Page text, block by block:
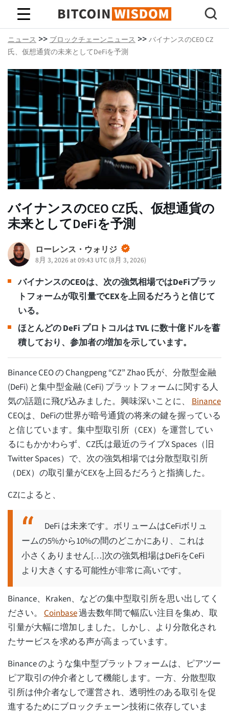
ビットコインの知恵
ニュース >> ブロックチェーンニュース >> バイナンスのCEO CZ
氏、仮想通貨の未来としてDeFiを予測
バイナンスのCEO CZ氏、仮想通貨の
未来としてDeFiを予測
ローレンス・ウォリジ
8月 3, 2026 at 09:43 UTC (8月 3, 2026)
バイナンスのCEOは、次の強気相場ではDeFiプラッ
トフォームが取引量でCEXを上回るだろうと信じて
いる。
ほとんどの DeFi プロトコルは TVL に数十億ドルを蓄
積しており、参加者の増加を示しています。
Binance CEO の Changpeng “CZ” Zhao 氏が、分散型金融
(DeFi) と集中型金融 (CeFi) プラットフォームに関する人
気の話題に飛び込みました。興味深いことに、 Binance
CEOは、DeFiの世界が暗号通貨の将来の鍵を握っている
と信じています。集中型取引所（CEX）を運営してい
るにもかかわらず、CZ氏は最近のライブX Spaces（旧
Twitter Spaces）で、次の強気相場では分散型取引所
（DEX）の取引量がCEXを上回るだろうと指摘した。
CZによると、
DeFi は未来です。ボリュームはCeFiボリュ
ームの5%から10%の間のどこかにあり、これは
小さくありません[…]次の強気相場はDeFiをCeFi
より大きくする可能性が非常に高いです。
Binance、Kraken、などの集中型取引所を思い出してく
ださい。 Coinbase過去数年間で幅広い注目を集め、取
引量が大幅に増加しました。しかし、より分散化され
たサービスを求める声が高まっています。
Binance のような集中型プラットフォームは、ピアツー
ピア取引の仲介者として機能します。一方、分散型取
引所は仲介者なしで運営され、透明性のある取引を促
進するためにブロックチェーン技術に依存していま